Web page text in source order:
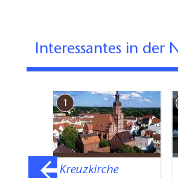
Interessantes in der
1
Kreuzkirche